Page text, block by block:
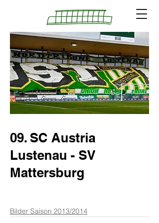
09. SC Austria
Lustenau - SV
Mattersburg
Bilder Saison 2013/2014